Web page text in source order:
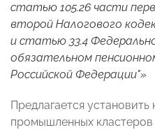
статью 105.26 части
второй Налогового
и статью 33.4
обязательном
Российской Федерации"»
Предлагается
промышленных